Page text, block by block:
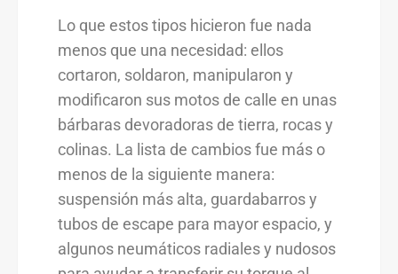
Lo que estos tipos hicieron fue nada
menos que una necesidad: ellos
cortaron, soldaron, manipularon y
modificaron sus motos de calle en unas
bárbaras devoradoras de tierra, rocas y
colinas. La lista de cambios fue más o
menos de la siguiente manera:
suspensión más alta, guardabarros y
tubos de escape para mayor espacio, y
algunos neumáticos radiales y nudosos